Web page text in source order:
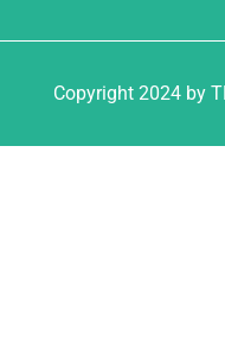
Copyright 2024 by